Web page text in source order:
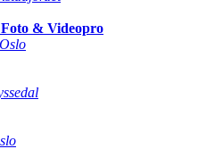
& Videopro